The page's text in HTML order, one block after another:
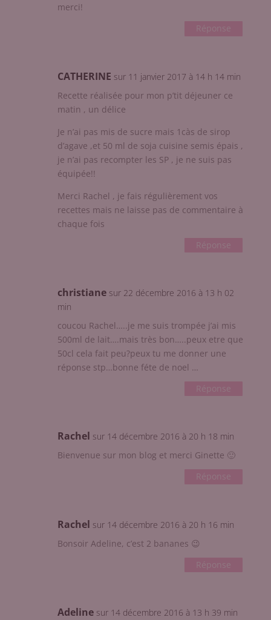
merci!
Réponse
CATHERINE sur 11 janvier 2017 à 14 h 14 min
Recette réalisée pour mon p’tit déjeuner ce
matin , un délice
Je n’ai pas mis de sucre mais 1càs de sirop
d’agave ,et 50 ml de soja cuisine semis épais ,
je n’ai pas recompter les SP , je ne suis pas
équipée!!
Merci Rachel , je fais régulièrement vos
recettes mais ne laisse pas de commentaire à
chaque fois
Réponse
christiane sur 22 décembre 2016 à 13 h 02
min
coucou Rachel…..je me suis trompée j’ai mis
500ml de lait….mais très bon…..peux etre que
50cl cela fait peu?peux tu me donner une
réponse stp…bonne féte de noel …
Réponse
Rachel sur 14 décembre 2016 à 20 h 18 min
Bienvenue sur mon blog et merci Ginette 🙂
Réponse
Rachel sur 14 décembre 2016 à 20 h 16 min
Bonsoir Adeline, c’est 2 bananes 😉
Réponse
Adeline sur 14 décembre 2016 à 13 h 39 min